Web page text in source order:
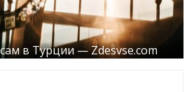
в Турции — Zdesvse.com